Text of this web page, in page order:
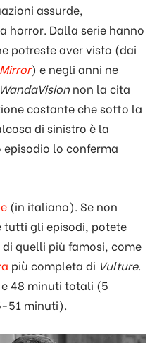
assurde,
horror. Dalla serie hanno
potreste aver visto (dai
) e negli anni ne
WandaVision non la cita
costante che sotto la
di sinistro è la
lo conferma
(in italiano). Se non
tutti gli episodi, potete
quelli più famosi, come
più completa di Vulture.
e 48 minuti totali (5
51 minuti).